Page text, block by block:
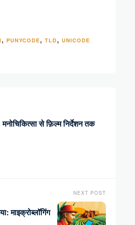
, PUNYCODE, TLD, UNICODE
मनोचिकित्सा से फ़िल्म निर्देशन तक
NEXT POST
माइक्रोब्लॉगिंग